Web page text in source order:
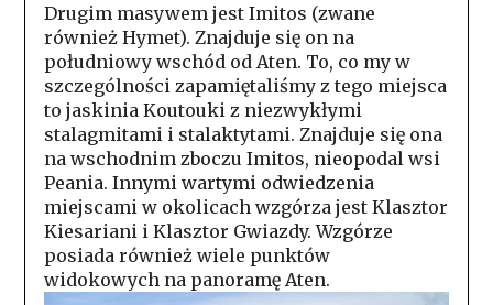
Drugim masywem jest Imitos (zwane
również Hymet). Znajduje się on na
południowy wschód od Aten. To, co my w
szczególności zapamiętaliśmy z tego miejsca
to jaskinia Koutouki z niezwykłymi
stalagmitami i stalaktytami. Znajduje się ona
na wschodnim zboczu Imitos, nieopodal wsi
Peania. Innymi wartymi odwiedzenia
miejscami w okolicach wzgórza jest Klasztor
Kiesariani i Klasztor Gwiazdy. Wzgórze
posiada również wiele punktów
widokowych na panoramę Aten.